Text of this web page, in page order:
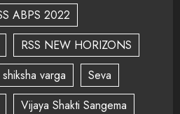
ABPS 2022
RSS NEW HORIZONS
varga
Seva
Vijaya Shakti Sangema